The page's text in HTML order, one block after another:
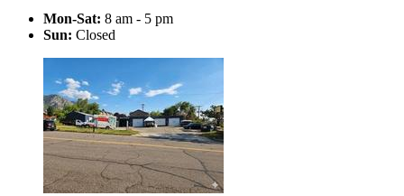
Mon-Sat: 8 am - 5 pm
Sun: Closed